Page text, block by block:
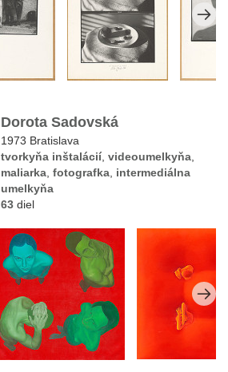
Dorota Sadovská
1973 Bratislava
tvorkyňa inštalácií,videoumelkyňa
maliarka ,fotografka intermediálna
umelkyňa
63 diel